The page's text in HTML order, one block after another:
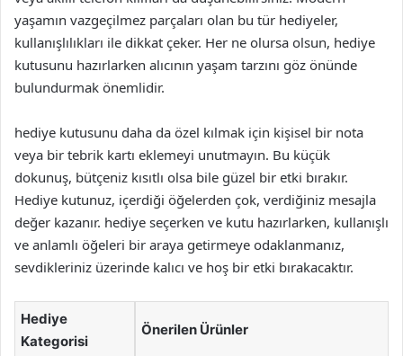
yaşamın vazgeçilmez parçaları olan bu tür hediyeler,
kullanışlılıkları ile dikkat çeker. Her ne olursa olsun, hediye
kutusunu hazırlarken alıcının yaşam tarzını göz önünde
bulundurmak önemlidir.
hediye kutusunu daha da özel kılmak için kişisel bir nota
veya bir tebrik kartı eklemeyi unutmayın. Bu küçük
dokunuş, bütçeniz kısıtlı olsa bile güzel bir etki bırakır.
Hediye kutunuz, içerdiği öğelerden çok, verdiğiniz mesajla
değer kazanır. hediye seçerken ve kutu hazırlarken, kullanışlı
ve anlamlı öğeleri bir araya getirmeye odaklanmanız,
sevdikleriniz üzerinde kalıcı ve hoş bir etki bırakacaktır.
Hediye
Kategorisi
Önerilen Ürünler